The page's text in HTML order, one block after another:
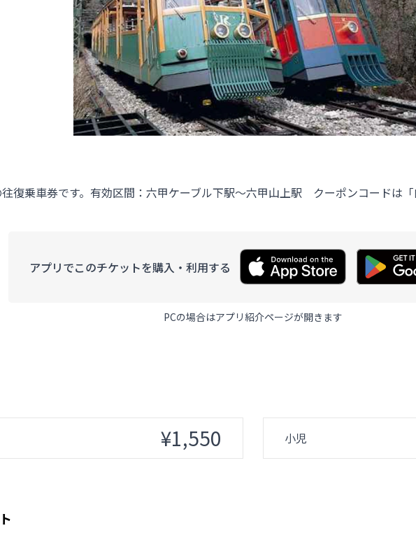
復乗車券です。有効区間：六甲ケーブル下駅～六甲山上駅 クーポンコードは「
アプリでこのチケットを購入・利用する
PCの場合はアプリ紹介ページが開きます
¥1,550 小児